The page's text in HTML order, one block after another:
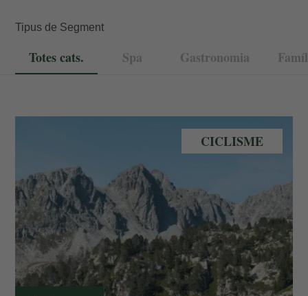
Tipus de Segment
Totes cats. Spa Gastronomia
CICLISME